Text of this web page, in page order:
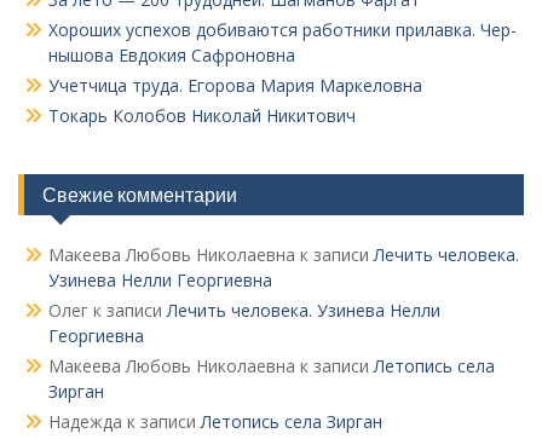
Хороших успехов добиваются работники прилавка. Чер­
нышова Евдокия Сафроновна
Учетчица труда. Его­рова Мария Маркеловна
Токарь Колобов Ни­колай Никитович
Свежие комментарии
Макеева Любовь Николаевна к записиЛечить человека.
Узинева Нелли Георгиевна
Олег к записиЛечить человека. Узинева Нелли
Георгиевна
Макеева Любовь Николаевна к записиЛетопись села
Зирган
Надежда к записиЛетопись села Зирган